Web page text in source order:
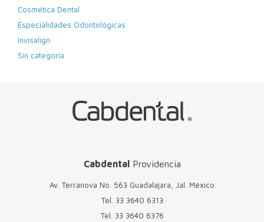
Cosmética Dental
Especialidades Odontológicas
Invisalign
Sin categoría
CabdentalProvidencia
Av. Terranova No. 563 Guadalajara, Jal. México
Tel. 33 3640 6313
Tel. 33 3640 6376